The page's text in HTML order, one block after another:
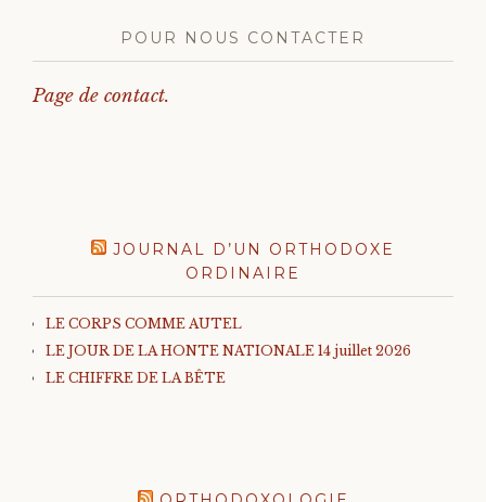
POUR NOUS CONTACTER
Page de contact.
JOURNAL D’UN ORTHODOXE
ORDINAIRE
LE CORPS COMME AUTEL
LE JOUR DE LA HONTE NATIONALE 14 juillet 2026
LE CHIFFRE DE LA BÊTE